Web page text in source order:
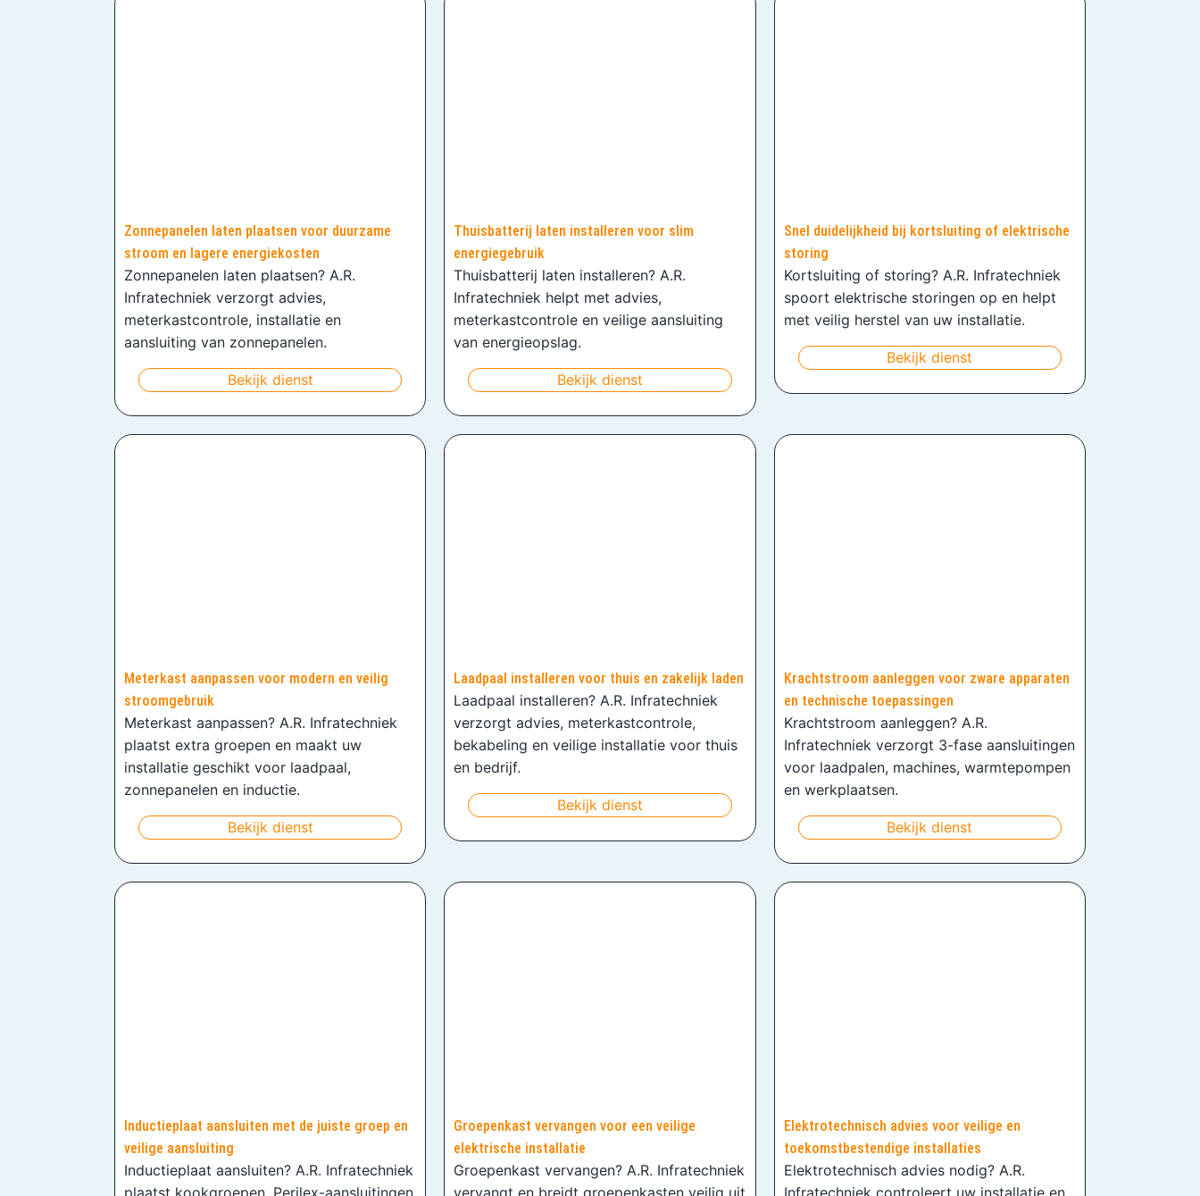
Zonnepanelen laten plaatsen voor duurzame
stroom en lagere energiekosten
Zonnepanelen laten plaatsen? A.R.
Infratechniek verzorgt advies,
meterkastcontrole, installatie en
aansluiting van zonnepanelen.
Bekijk dienst
Thuisbatterij laten installeren voor slim
energiegebruik
Thuisbatterij laten installeren? A.R.
Infratechniek helpt met advies,
meterkastcontrole en veilige aansluiting
van energieopslag.
Bekijk dienst
Snel duidelijkheid bij kortsluiting of elektrische
storing
Kortsluiting of storing? A.R. Infratechniek
spoort elektrische storingen op en helpt
met veilig herstel van uw installatie.
Bekijk dienst
Meterkast aanpassen voor modern en veilig
stroomgebruik
Meterkast aanpassen? A.R. Infratechniek
plaatst extra groepen en maakt uw
installatie geschikt voor laadpaal,
zonnepanelen en inductie.
Bekijk dienst
Laadpaal installeren voor thuis en zakelijk laden
Laadpaal installeren? A.R. Infratechniek
verzorgt advies, meterkastcontrole,
bekabeling en veilige installatie voor thuis
en bedrijf.
Bekijk dienst
Krachtstroom aanleggen voor zware apparaten
en technische toepassingen
Krachtstroom aanleggen? A.R.
Infratechniek verzorgt 3-fase aansluitingen
voor laadpalen, machines, warmtepompen
en werkplaatsen.
Bekijk dienst
Inductieplaat aansluiten met de juiste groep en
veilige aansluiting
Inductieplaat aansluiten? A.R. Infratechniek
Groepenkast vervangen voor een veilige
elektrische installatie
Groepenkast vervangen? A.R. Infratechniek
Elektrotechnisch advies voor veilige en
toekomstbestendige installaties
Elektrotechnisch advies nodig? A.R.